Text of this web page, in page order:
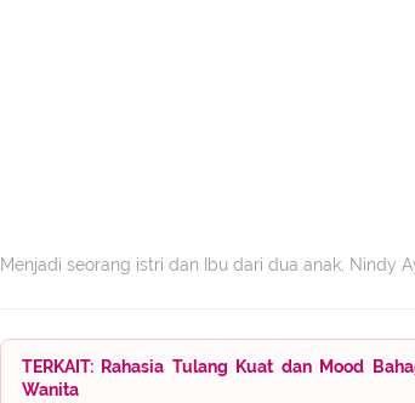
Menjadi seorang istri dan Ibu dari dua anak, Nindy
TERKAIT: Rahasia Tulang Kuat dan Mood
Wanita